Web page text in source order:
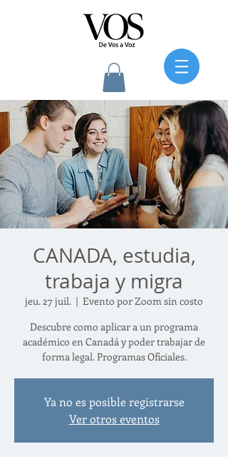
CANADA, estudia,
trabaja y migra
jeu. 27 juil.
  |
Evento por Zoom sin costo
Descubre como aplicar a un programa
académico en Canadá y poder trabajar de
forma legal. Programas Oficiales.
Ya no es posible registrarse
Ver otros eventos